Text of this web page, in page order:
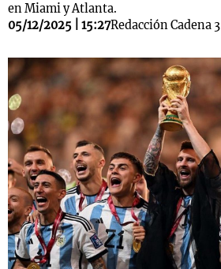
en Miami y Atlanta.
05/12/2025 | 15:27Redacción Cadena 3